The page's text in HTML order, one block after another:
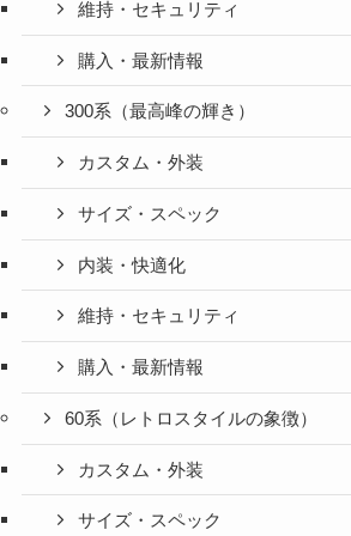
維持・セキュリティ
購入・最新情報
300系（最高峰の輝き）
カスタム・外装
サイズ・スペック
内装・快適化
維持・セキュリティ
購入・最新情報
60系（レトロスタイルの象徴）
カスタム・外装
サイズ・スペック